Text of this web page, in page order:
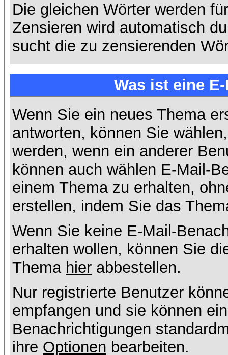
Die gleichen Wörter werden
Zensieren wird automatisch
sucht die zu zensierenden
Was ist eine
Wenn Sie ein neues Thema
antworten, können Sie
werden, wenn ein anderer
können auch wählen E-Mail-
einem Thema zu erhalten,
erstellen, indem Sie das
Wenn Sie keine E-Mail-
erhalten wollen, können Sie
Thema hier abbestellen.
Nur registrierte Benutzer
empfangen und sie können
Benachrichtigungen
ihre Optionen bearbeiten.